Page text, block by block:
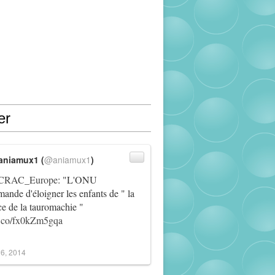
: "L'ONU
d'éloigner les enfants de " la
de la tauromachie "
fx0kZm5gqa
(@aniamux1)
2014